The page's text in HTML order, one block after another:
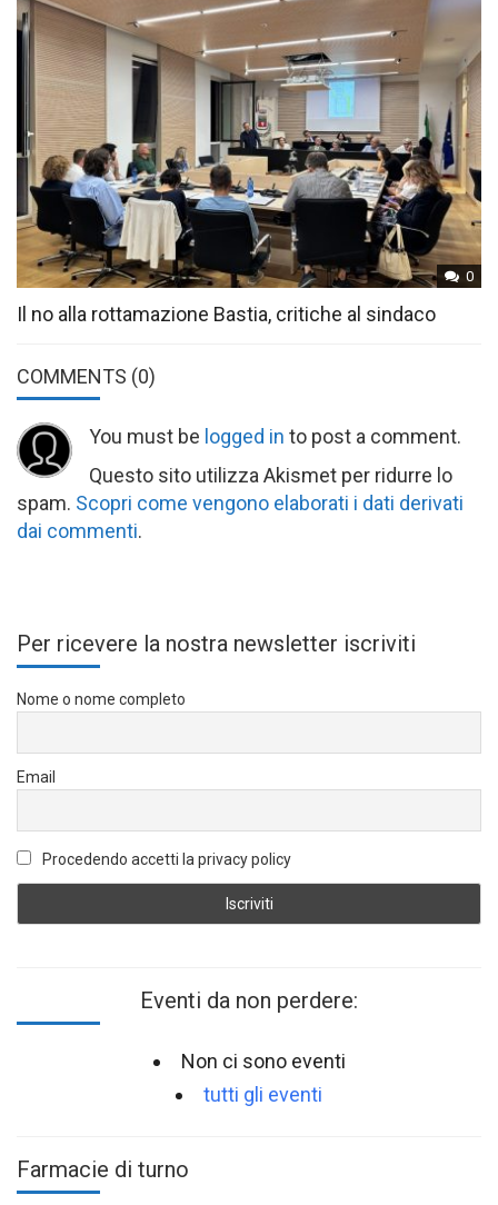
0
Il no alla rottamazione Bastia, critiche al sindaco
COMMENTS (0)
You must be logged in to post a comment.
Questo sito utilizza Akismet per ridurre lo
spam. Scopri come vengono elaborati i dati derivati
dai commenti.
Per ricevere la nostra newsletter iscriviti
Nome o nome completo
Email
Procedendo accetti la privacy policy
Eventi da non perdere:
Non ci sono eventi
tutti gli eventi
Farmacie di turno